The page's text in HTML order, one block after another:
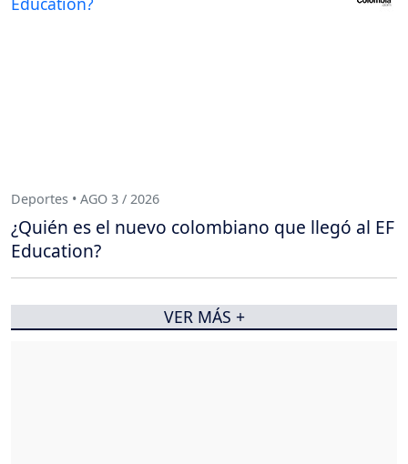
Deportes • AGO 3 / 2026
¿Quién es el nuevo colombiano que llegó al EF
Education?
VER MÁS +